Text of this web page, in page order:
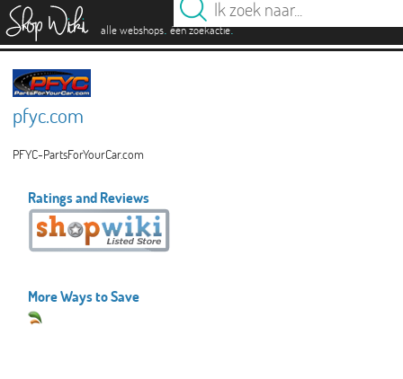
alle webshops. één zoekactie.
pfyc.com
PFYC-PartsForYourCar.com
Ratings and Reviews
More Ways to Save